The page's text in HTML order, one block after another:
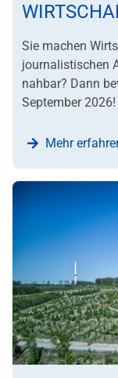
Sie machen
journalistischen
nahbar? Dann
September 2026!
Mehr